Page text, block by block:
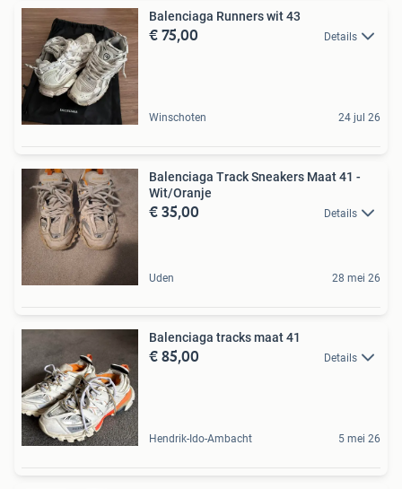
Balenciaga Runners wit 43
€ 75,00 Details
Winschoten 24 jul 26
Balenciaga Track Sneakers Maat 41 -
Wit/Oranje
€ 35,00 Details
Uden 28 mei 26
Balenciaga tracks maat 41
€ 85,00 Details
Hendrik-Ido-Ambacht 5 mei 26